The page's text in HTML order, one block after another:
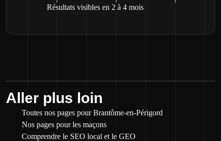
Résultats visibles en 2 à 4 mois
Aller plus loin
Toutes nos pages pour Brantôme-en-Périgord
Nos pages pour les maçons
Comprendre le SEO local et le GEO